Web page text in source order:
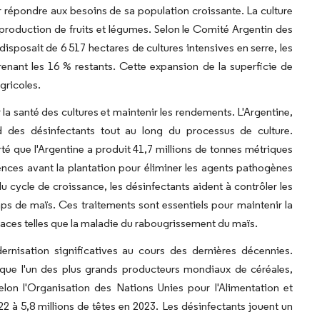
aux besoins de sa population croissante. La culture
de fruits et légumes. Selon le Comité Argentin des
de 6 517 hectares de cultures intensives en serre, les
les 16 % restants. Cette expansion de la superficie de
santé des cultures et maintenir les rendements. L'Argentine,
désinfectants tout au long du processus de culture.
que l'Argentine a produit 41,7 millions de tonnes métriques
avant la plantation pour éliminer les agents pathogènes
cycle de croissance, les désinfectants aident à contrôler les
de maïs. Ces traitements sont essentiels pour maintenir la
telles que la maladie du rabougrissement du maïs.
significatives au cours des dernières décennies.
l'un des plus grands producteurs mondiaux de céréales,
l'Organisation des Nations Unies pour l'Alimentation et
à 5,8 millions de têtes en 2023. Les désinfectants jouent un